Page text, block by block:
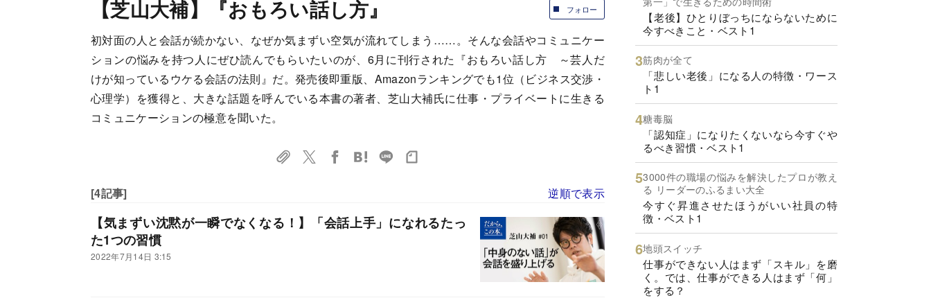
フォロー
【芝山大補】『おもろい話し方』
初対面の人と会話が続かない、なぜか気まずい空気が流れてしまう……。そんな会話やコミュニケー
ションの悩みを持つ人にぜひ読んでもらいたいのが、6月に刊行された『おもろい話し方 ～芸人だ
けが知っているウケる会話の法則』だ。発売後即重版、Amazonランキングでも1位（ビジネス交渉・
心理学）を獲得と、大きな話題を呼んでいる本書の著者、芝山大補氏に仕事・プライベートに生きる
コミュニケーションの極意を聞いた。
[4記事] 逆順で表示
【気まずい沈黙が一瞬でなくなる！】「会話上手」になれるたっ
た1つの習慣
2022年7月14日 3:15
【老後】ひとりぼっちにならないために
今すべきこと・ベスト1
筋肉が全て
「悲しい老後」になる人の特徴・ワース
ト1
糖毒脳
「認知症」になりたくないなら今すぐや
るべき習慣・ベスト1
3000件の職場の悩みを解決したプロが教え
る リーダーのふるまい大全
今すぐ昇進させたほうがいい社員の特
徴・ベスト1
地頭スイッチ
仕事ができない人はまず「スキル」を磨
く。では、仕事ができる人はまず「何」
をする？